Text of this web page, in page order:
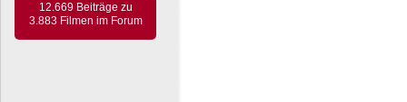
12.669 Beiträge zu
3.883 Filmen im Forum